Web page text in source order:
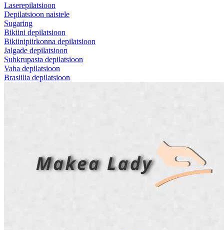
Laserepilatsioon
Depilatsioon naistele
Sugaring
Bikiini depilatsioon
Bikiinipiirkonna depilatsioon
Jalgade depilatsioon
Suhkrupasta depilatsioon
Vaha depilatsioon
Brasiilia depilatsioon